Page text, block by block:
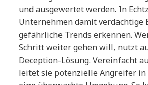
und ausgewertet werden. In
Unternehmen damit verdächtige
gefährliche Trends erkennen.
Schritt weiter gehen will, nutzt
Deception-Lösung. Vereinfacht
leitet sie potenzielle Angreifer